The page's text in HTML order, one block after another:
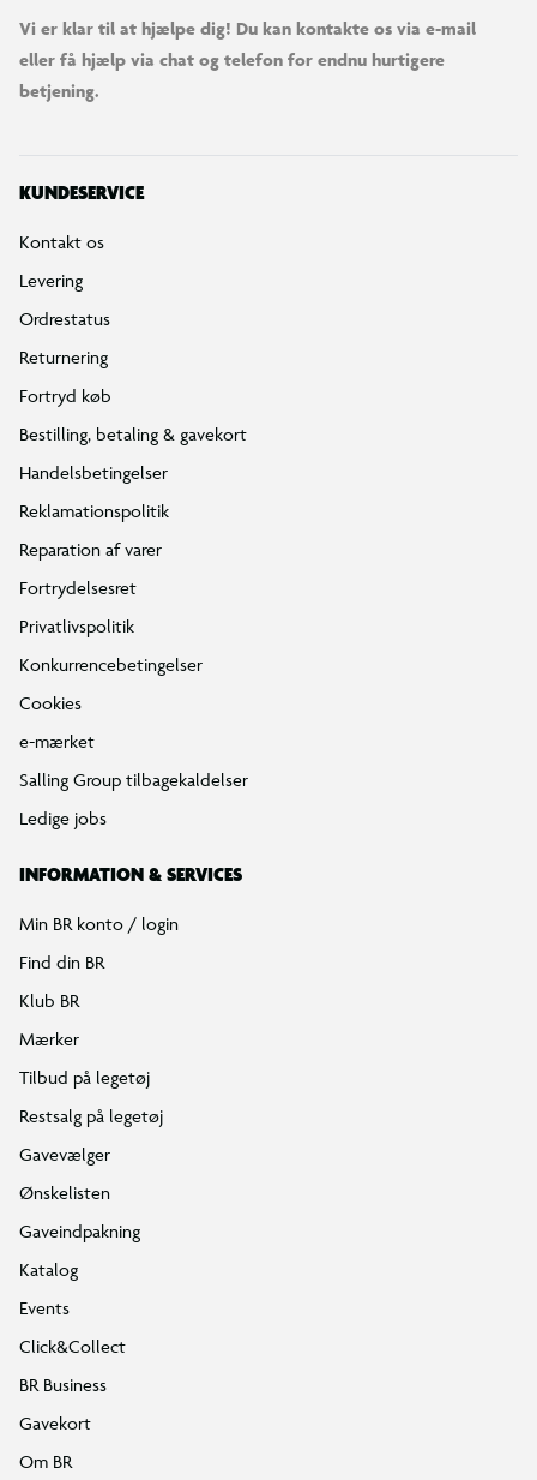
Vi er klar til at hjælpe dig! Du kan kontakte os via e-mail
eller få hjælp via chat og telefon for endnu hurtigere
betjening.
KUNDESERVICE
Kontakt os
Levering
Ordrestatus
Returnering
Fortryd køb
Bestilling, betaling & gavekort
Handelsbetingelser
Reklamationspolitik
Reparation af varer
Fortrydelsesret
Privatlivspolitik
Konkurrencebetingelser
Cookies
e-mærket
Salling Group tilbagekaldelser
Ledige jobs
INFORMATION & SERVICES
Min BR konto / login
Find din BR
Klub BR
Mærker
Tilbud på legetøj
Restsalg på legetøj
Gavevælger
Ønskelisten
Gaveindpakning
Katalog
Events
Click&Collect
BR Business
Gavekort
Om BR